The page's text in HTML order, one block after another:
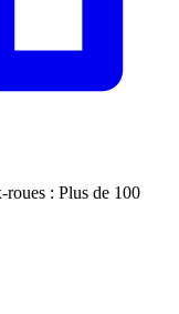
roues : Plus de 100